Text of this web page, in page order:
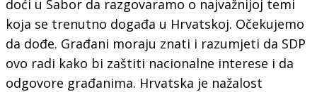
doći u Sabor da razgovaramo o najvažnijoj temi
koja se trenutno događa u Hrvatskoj. Očekujemo
da dođe. Građani moraju znati i razumjeti da SDP
ovo radi kako bi zaštiti nacionalne interese i da
odgovore građanima. Hrvatska je nažalost